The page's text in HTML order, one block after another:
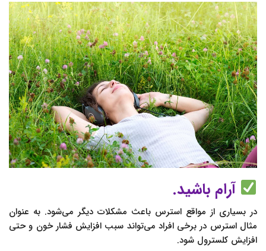
آرام باشید.
در بسیاری از مواقع استرس باعث مشکلات دیگر می‌شود. به‌ عنوان‌
مثال استرس در برخی افراد می‌تواند سبب افزایش فشار خون و حتی
افزایش کلسترول شود.